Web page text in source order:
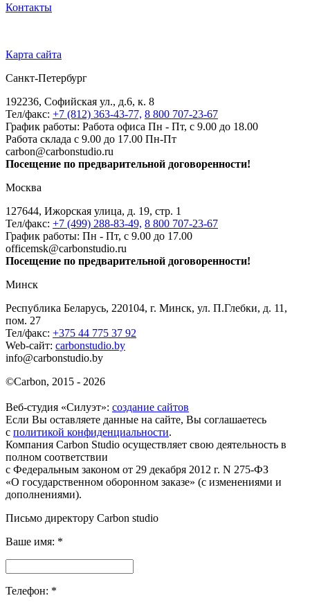
Контакты
Карта сайта
Санкт-Петербург
192236, Софийская ул., д.6, к. 8
Тел/факс: +7 (812) 363-43-77, 8 800 707-23-67
График работы: Работа офиса Пн - Пт, с 9.00 до 18.00
Работа склада с 9.00 до 17.00 Пн-Пт
carbon@carbonstudio.ru
Посещение по предварительной договоренности!
Москва
127644, Ижорская улица, д. 19, стр. 1
Тел/факс: +7 (499) 288-83-49, 8 800 707-23-67
График работы: Пн - Пт, с 9.00 до 17.00
officemsk@carbonstudio.ru
Посещение по предварительной договоренности!
Минск
Республика Беларусь, 220104, г. Минск, ул. П.Глебки, д. 11,
пом. 27
Тел/факс: +375 44 775 37 92
Web-сайт: carbonstudio.by
info@carbonstudio.by
©Carbon, 2015 - 2026
Веб-студия «Силуэт»: создание сайтов
Если Вы оставляете данные на сайте, Вы соглашаетесь
с политикой конфиденциальности.
Компания Carbon Studio осуществляет свою деятельность в
полном соответствии
с Федеральным законом от 29 декабря 2012 г. N 275-ФЗ
«О государственном оборонном заказе» (с изменениями и
дополнениями).
Письмо директору Carbon studio
Ваше имя: *
Телефон: *